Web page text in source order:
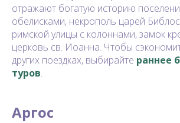
отражают богатую историю
обелисками, некрополь царей
римской улицы с колоннами, замок
церковь св. Иоанна. Чтобы
других поездках, выбирайте раннее
туров.
Аргос